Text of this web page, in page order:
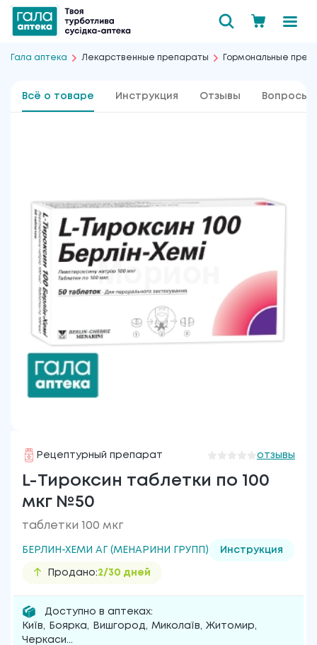
Гала аптека Лекарственные препараты Гормональные
Всё о товаре Инструкция Отзывы Вопросы
Рецептурный препарат отзывы
L-Тироксин таблетки по 100
мкг №50
таблетки 100 мкг
БЕРЛИН-ХЕМИ АГ (МЕНАРИНИ ГРУПП) Инструкция
Продано:2/30 дней
Доступно в аптеках:
Київ, Боярка, Вишгород, Миколаїв, Житомир,
Черкаси...